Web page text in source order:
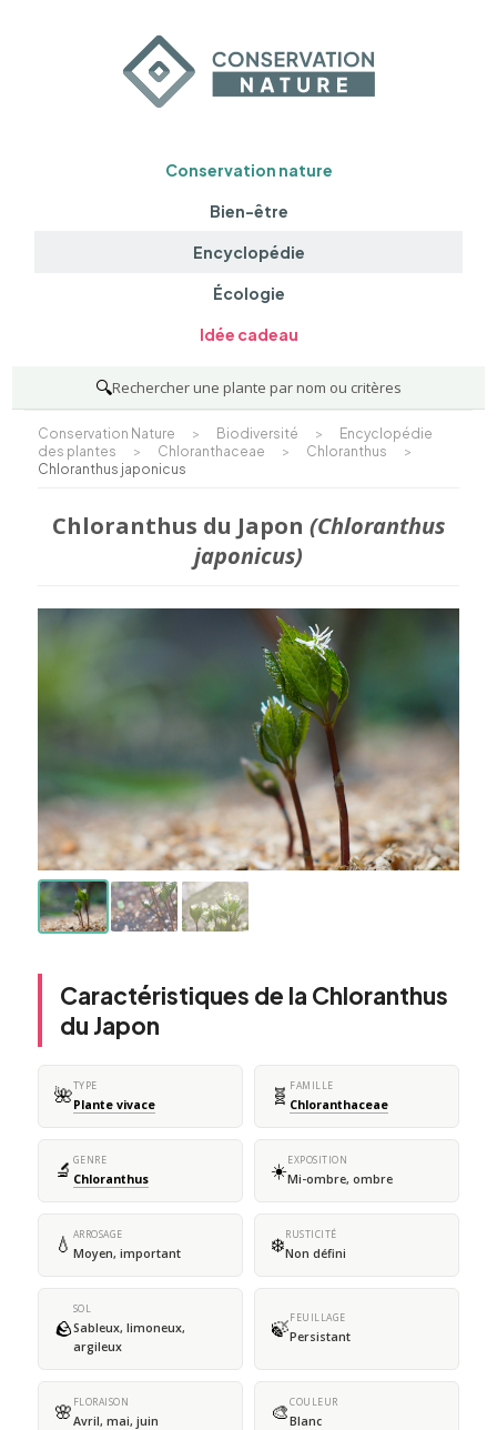
Conservation nature
Bien-être
Encyclopédie
Écologie
Idée cadeau
🔍Rechercher une plante par nom ou critères
Conservation Nature > Biodiversité >
Encyclopédie
des plantes
> Chloranthaceae > Chloranthus
>
Chloranthus japonicus
Chloranthus du Japon (Chloranthus
japonicus)
Caractéristiques de la Chloranthus
du Japon
🌺TYPE
Plante vivace 🧬 FAMILLE
Chloranthaceae
🔬 GENRE
Chloranthus ☀️EXPOSITION
Mi-ombre, ombre
💧 ARROSAGE
Moyen, important ❄️RUSTICITÉ
Non défini
🪨
SOL
Sableux, limoneux,
argileux
🍃FEUILLAGE
Persistant
🌸 FLORAISON
Avril, mai, juin 🎨COULEUR
Blanc